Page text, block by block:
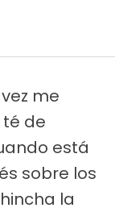
me
de
está
sobre los
la